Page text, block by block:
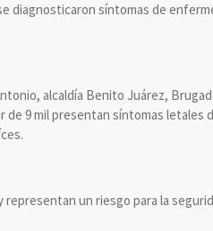
diagnosticaron síntomas de
alcaldía Benito Juárez,
de 9 mil presentan síntomas letales
un riesgo para la